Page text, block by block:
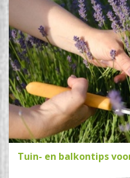
Tuin- en balkontips